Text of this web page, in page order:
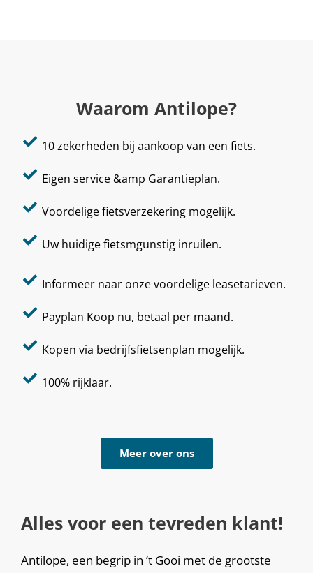
Waarom Antilope?
10 zekerheden bij aankoop van een fiets.
Eigen service &amp Garantieplan.
Voordelige fietsverzekering mogelijk.
Uw huidige fietsmgunstig inruilen.
Informeer naar onze voordelige leasetarieven.
Payplan Koop nu, betaal per maand.
Kopen via bedrijfsfietsenplan mogelijk.
100% rijklaar.
Meer over ons
Alles voor een tevreden klant!
Antilope, een begrip in ’t Gooi met de grootste